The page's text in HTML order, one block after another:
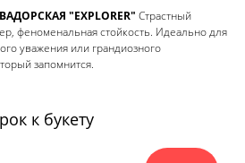
"EXPLORER" Страстный
феноменальная стойкость. Идеально для
уважения или грандиозного
запомнится.
к букету